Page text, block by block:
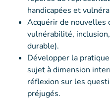
handicapées et
Acquérir de nouvelles
vulnérabilité,
durable).
Développer la
sujet à dimension
réflexion sur les
préjugés.